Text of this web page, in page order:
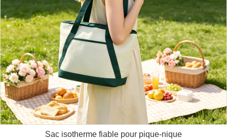
Sac isotherme fiable pour pique-nique